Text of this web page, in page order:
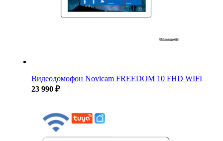
Видеодомофон Novicam FREEDOM 10 FHD WIFI
23 990 ₽